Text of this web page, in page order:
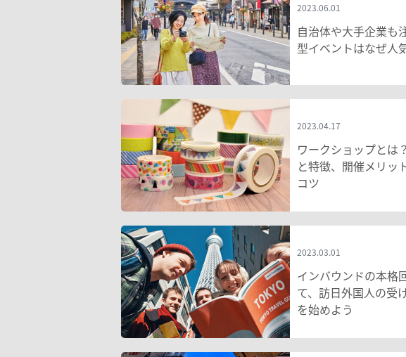
2023.06.01
自治体や大手企業も
型イベントはなぜ人
2023.04.17
ワークショップとは
と特徴、開催メリッ
コツ
2023.03.01
インバウンドの本格
て、訪日外国人の受
を始めよう